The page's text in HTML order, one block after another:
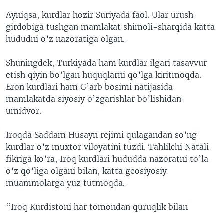
Ayniqsa, kurdlar hozir Suriyada faol. Ular urush
girdobiga tushgan mamlakat shimoli-sharqida katta
hududni o’z nazoratiga olgan.
Shuningdek, Turkiyada ham kurdlar ilgari tasavvur
etish qiyin bo’lgan huquqlarni qo’lga kiritmoqda.
Eron kurdlari ham G’arb bosimi natijasida
mamlakatda siyosiy o’zgarishlar bo’lishidan
umidvor.
Iroqda Saddam Husayn rejimi qulagandan so’ng
kurdlar o’z muxtor viloyatini tuzdi. Tahlilchi Natali
fikriga ko’ra, Iroq kurdlari hududda nazoratni to’la
o’z qo’liga olgani bilan, katta geosiyosiy
muammolarga yuz tutmoqda.
“Iroq Kurdistoni har tomondan quruqlik bilan